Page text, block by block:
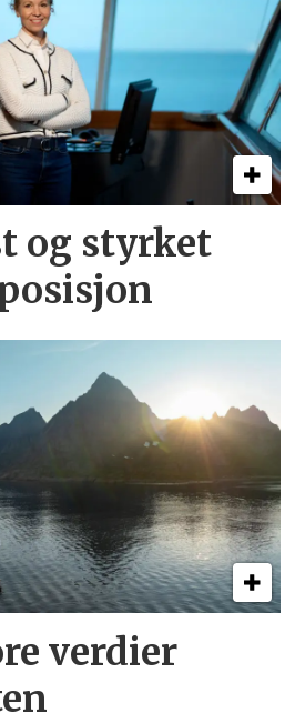
og styrket
verdier